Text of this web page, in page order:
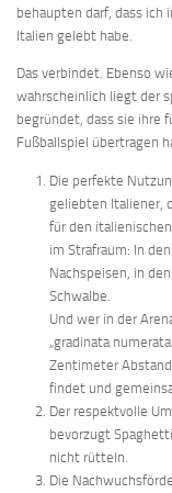
behaupten darf, dass ich
Italien gelebt habe.
Das verbindet. Ebenso
wahrscheinlich liegt der
begründet, dass sie ihre
Fußballspiel übertragen
Die perfekte
geliebten Italiener,
für den
im Strafraum: In
Nachspeisen, in
Schwalbe.
Und wer in der
„gradinata
Zentimeter
findet und
Der respektvolle
bevorzugt
nicht rütteln.
Die